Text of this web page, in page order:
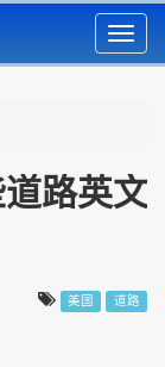
路英文
美国 道路